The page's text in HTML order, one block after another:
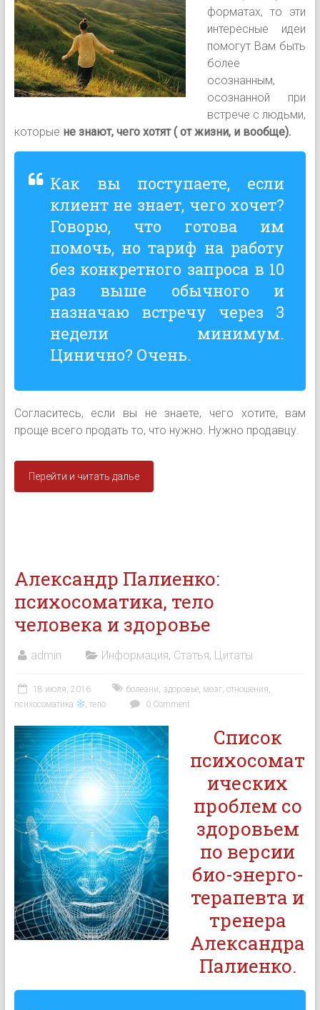
форматах, то эти
интересные идеи
помогут Вам быть
более
осознанным,
осознанной при
встрече с людьми,
которые не знают, чего хотят ( от жизни, и вообще).
Как вы поступаете, если
клиент не знает, чего хочет?
Говорю, что готова им
помочь, но тариф на работу
без конкретного запроса в 10
раз выше обычного и
назначаю встречу через 3
недели минимум.
Цинично? Очень.
Согласитесь, если вы не знаете, чего хотите, вам
проще всего продать то, что нужно. Нужно продавцу.
Перейти и читать далье
Александр Палиенко:
психосоматика, тело
человека и здоровье
admin Информация, Статья, Цитаты
18 июля, 2016 болезни здоровье, мозг, отношения
психосоматика
,тело 0 Comment
Список
психосомат
ических
проблем со
здоровьем
по версии
био-энерго-
терапевта и
тренера
Александра
Палиенко.